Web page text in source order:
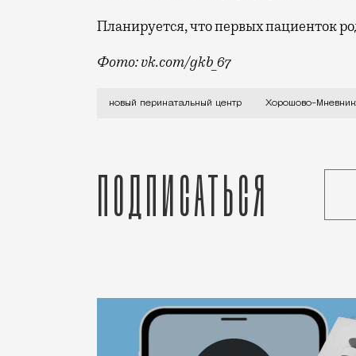
Планируется, что первых пациенток
Фото: vk.com/gkb_67
Здание построили еще два года
новый перинатальный центр Хорошово-
Подписаться